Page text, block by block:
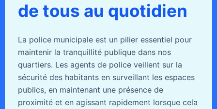
de tous au quotidien
La police municipale est un pilier essentiel pour
maintenir la tranquillité publique dans nos
quartiers. Les agents de police veillent sur la
sécurité des habitants en surveillant les espaces
publics, en maintenant une présence de
proximité et en agissant rapidement lorsque cela